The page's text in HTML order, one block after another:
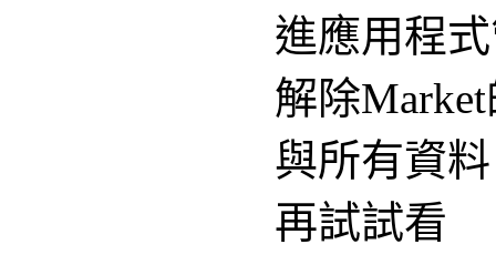
進應用程
解除
與所有資料
再試試看